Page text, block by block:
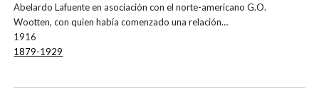
Abelardo Lafuente en asociación con el norte-americano G.O.
Wootten, con quien había comenzado una relación…
1916
1879-1929